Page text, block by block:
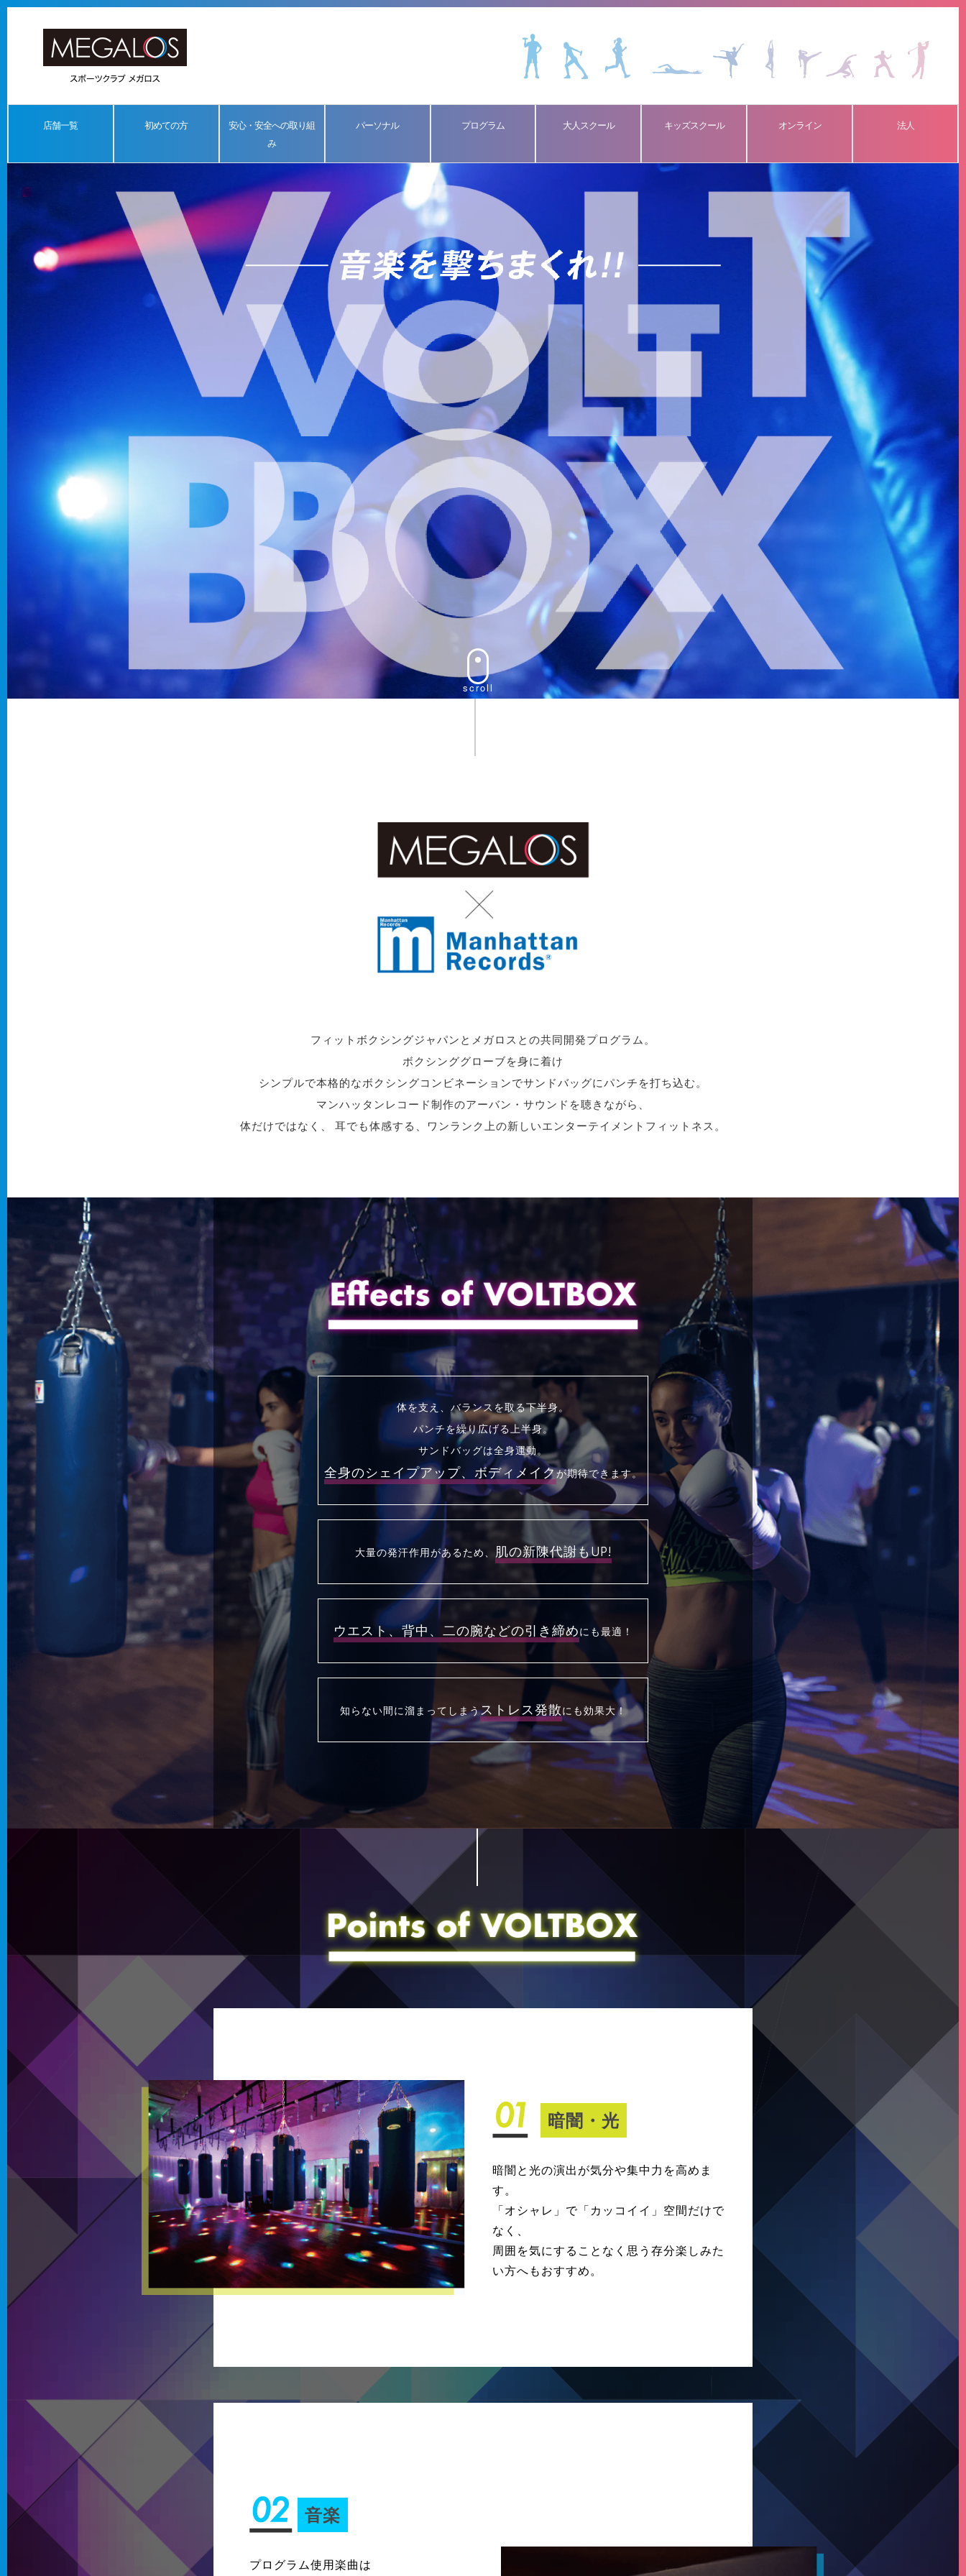
店舗一覧 初めての方
安心・安全への取り組
み
パーソナル プログラム 大人スクール キッズスクール オンライン 法人
scroll
フィットボクシングジャパンとメガロスとの共同開発プログラム。
ボクシンググローブを身に着け
シンプルで本格的なボクシングコンビネーションでサンドバッグにパンチを打ち込む。
マンハッタンレコード制作のアーバン・サウンドを聴きながら、
体だけではなく、 耳でも体感する、ワンランク上の新しいエンターテイメントフィットネス。
体を支え、バランスを取る下半身。
パンチを繰り広げる上半身。
サンドバッグは全身運動。
全身のシェイプアップ、 ボディメイクが期待できます。
大量の発汗作用があるため、 肌の新陳代謝もUP!
ウエスト、背中、二の腕などの引き締めにも最適！
知らない間に溜まってしまうストレス発散にも効果大！
暗闇・光
暗闇と光の演出が気分や集中力を高めま
す。
「オシャレ」で「カッコイイ」空間だけで
なく、
周囲を気にすることなく思う存分楽しみた
い方へもおすすめ。
音楽
プログラム使用楽曲は